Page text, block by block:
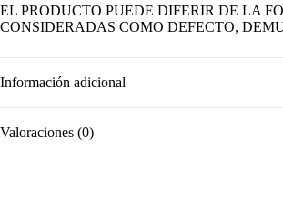
EL PRODUCTO PUEDE DIFERIR DE LA
CONSIDERADAS COMO DEFECTO,
Información adicional
Valoraciones (0)